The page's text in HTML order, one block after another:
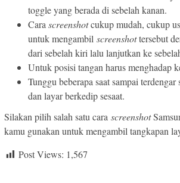
toggle yang berada di sebelah kanan.
Cara screenshotcukup mudah, cukup
untuk mengambil screenshottersebut
dari sebelah kiri lalu lanjutkan ke
Untuk posisi tangan harus menghadap
Tunggu beberapa saat sampai
dan layar berkedip sesaat.
Silakan pilih salah satu cara screenshot
kamu gunakan untuk mengambil tangkapan
Post Views: 1,567